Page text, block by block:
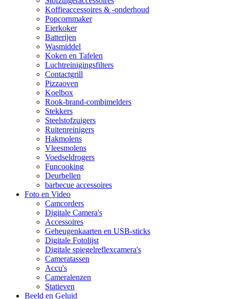
Koffieaccessoires & -onderhoud
Popcornmaker
Eierkoker
Batterijen
Wasmiddel
Koken en Tafelen
Luchtreinigingsfilters
Contactgrill
Pizzaoven
Koelbox
Rook-brand-combimelders
Stekkers
Steelstofzuigers
Ruitenreinigers
Hakmolens
Vleesmolens
Voedseldrogers
Funcooking
Deurbellen
barbecue accessoires
Foto en Video
Camcorders
Digitale Camera's
Accessoires
Geheugenkaarten en USB-sticks
Digitale Fotolijst
Digitale spiegelreflexcamera's
Cameratassen
Accu's
Cameralenzen
Statieven
Beeld en Geluid